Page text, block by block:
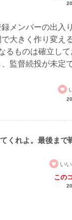
メンバーの出入
大きく作り変え
ものは確立して
監督続投が未定
くれよ。最後まで
い
この